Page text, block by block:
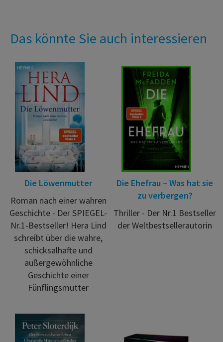
Das könnte Sie auch interessieren
Die Löwenmutter
Roman nach einer wahren
Geschichte - Der SPIEGEL-
Nr.1-Bestseller! Hera Lind
schreibt über die wahre,
schicksalhafte und
außergewöhnliche
Geschichte einer
Fünflingsmutter
Die Ehefrau – Was hat sie
zu verbergen?
Thriller - Der Nr.1 Bestseller
der Weltbestsellerautorin